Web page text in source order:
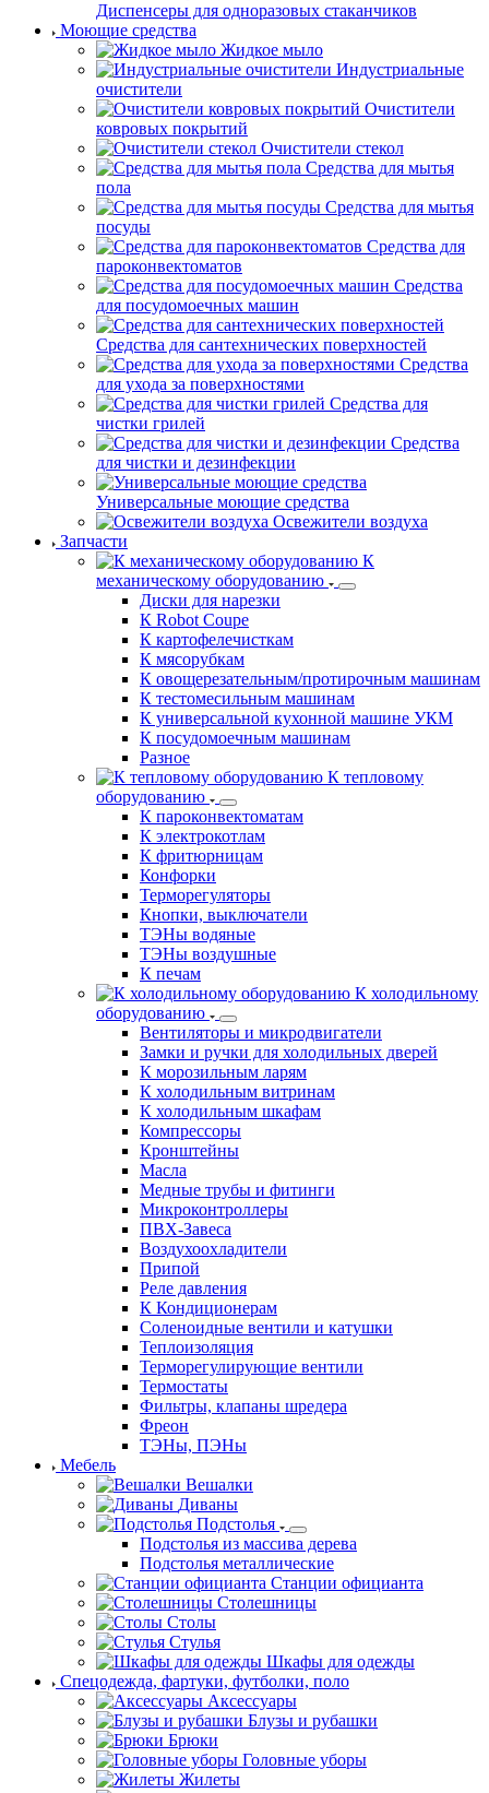
Диспенсеры для одноразовых стаканчиков
Моющие средства
Жидкое мыло
Индустриальные
очистители
Очистители
ковровых покрытий
Очистители стекол
Средства для мытья
пола
Средства для мытья
посуды
Средства для
пароконвектоматов
Средства
для посудомоечных машин
Средства для сантехнических поверхностей
Средства
для ухода за поверхностями
Средства для
чистки грилей
Средства
для чистки и дезинфекции
Универсальные моющие средства
Освежители воздуха
Запчасти
К
механическому оборудованию
Диски для нарезки
К Robot Coupe
К картофелечисткам
К мясорубкам
К овощерезательным/протирочным машинам
К тестомесильным машинам
К универсальной кухонной машине УКМ
К посудомоечным машинам
Разное
К тепловому
оборудованию
К пароконвектоматам
К электрокотлам
К фритюрницам
Конфорки
Терморегуляторы
Кнопки, выключатели
ТЭНы водяные
ТЭНы воздушные
К печам
К холодильному
оборудованию
Вентиляторы и микродвигатели
Замки и ручки для холодильных дверей
К морозильным ларям
К холодильным витринам
К холодильным шкафам
Компрессоры
Кронштейны
Масла
Медные трубы и фитинги
Микроконтроллеры
ПВХ-Завеса
Воздухоохладители
Припой
Реле давления
К Кондиционерам
Соленоидные вентили и катушки
Теплоизоляция
Терморегулирующие вентили
Термостаты
Фильтры, клапаны шредера
Фреон
ТЭНы, ПЭНы
Мебель
Вешалки
Диваны
Подстолья
Подстолья из массива дерева
Подстолья металлические
Станции официанта
Столешницы
Столы
Стулья
Шкафы для одежды
Спецодежда, фартуки, футболки, поло
Аксессуары
Блузы и рубашки
Брюки
Головные уборы
Жилеты